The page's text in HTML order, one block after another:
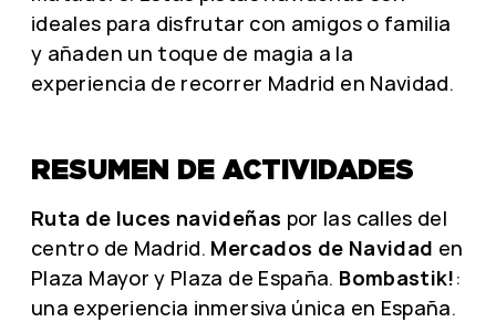
ideales para disfrutar con amigos o familia
y añaden un toque de magia a la
experiencia de recorrer Madrid en Navidad.
RESUMEN DE ACTIVIDADES
Ruta de luces navideñas por las calles del
centro de Madrid. Mercados de Navidad en
Plaza Mayor y Plaza de España. Bombastik!:
una experiencia inmersiva única en España.